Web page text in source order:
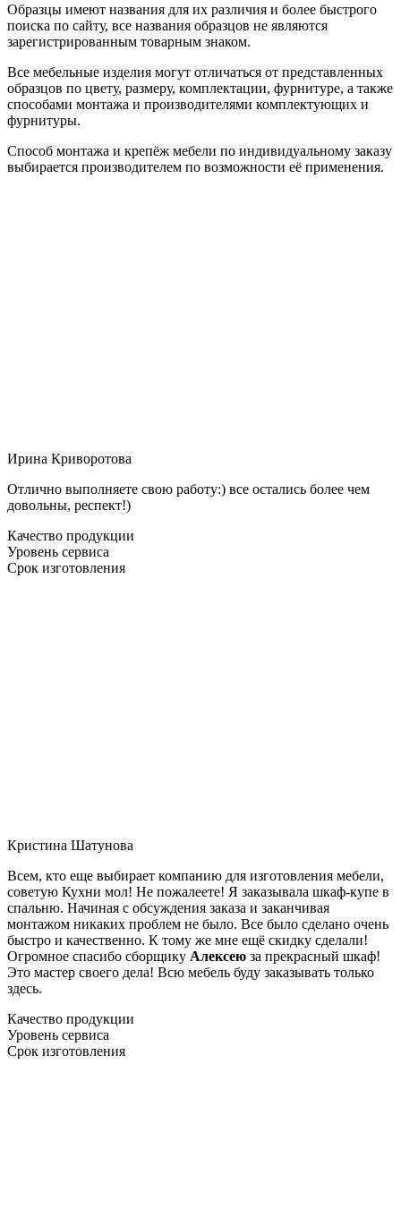
Образцы имеют названия для их различия и более быстрого
поиска по сайту, все названия образцов не являются
зарегистрированным товарным знаком.
Все мебельные изделия могут отличаться от представленных
образцов по цвету, размеру, комплектации, фурнитуре, а также
способами монтажа и производителями комплектующих и
фурнитуры.
Способ монтажа и крепёж мебели по индивидуальному заказу
выбирается производителем по возможности её применения.
Ирина Криворотова
Отлично выполняете свою работу:) все остались более чем
довольны, респект!)
Качество продукции
Уровень сервиса
Срок изготовления
Кристина Шатунова
Всем, кто еще выбирает компанию для изготовления мебели,
советую Кухни мол! Не пожалеете! Я заказывала шкаф-купе в
спальню. Начиная с обсуждения заказа и заканчивая
монтажом никаких проблем не было. Все было сделано очень
быстро и качественно. К тому же мне ещё скидку сделали!
Огромное спасибо сборщику Алексею за прекрасный шкаф!
Это мастер своего дела! Всю мебель буду заказывать только
здесь.
Качество продукции
Уровень сервиса
Срок изготовления